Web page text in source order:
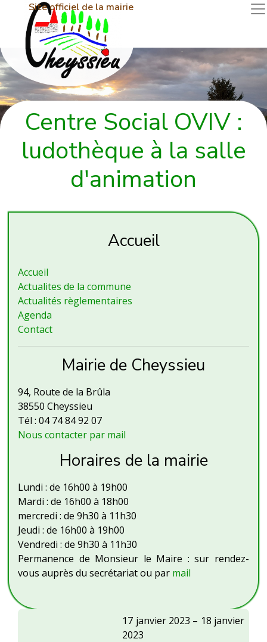
Site officiel de la mairie
Centre Social OVIV :
ludothèque à la salle
d'animation
Accueil
Accueil
Actualites de la commune
Actualités règlementaires
Agenda
Contact
Mairie de Cheyssieu
94, Route de la Brûla
38550 Cheyssieu
Tél : 04 74 84 92 07
Nous contacter par mail
Horaires de la mairie
Lundi : de 16h00 à 19h00
Mardi : de 16h00 à 18h00
mercredi : de 9h30 à 11h30
Jeudi : de 16h00 à 19h00
Vendredi : de 9h30 à 11h30
Permanence de Monsieur le Maire : sur rendez-
vous auprès du secrétariat ou par mail
Centre
17 janvier 2023 – 18 janvier
2023